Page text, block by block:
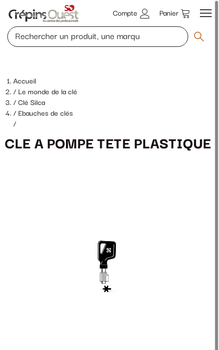
Compte Panier
Accueil
Le monde de la clé
Clé Silca
Ebauches de clés
/
CLE A POMPE TETE PLASTIQUE